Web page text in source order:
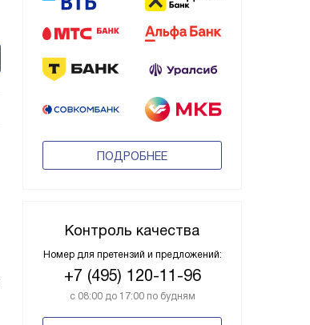
ПОДРОБНЕЕ
Контроль качества
Номер для претензий и предложений:
+7 (495) 120-11-96
с 08:00 до 17:00 по будням